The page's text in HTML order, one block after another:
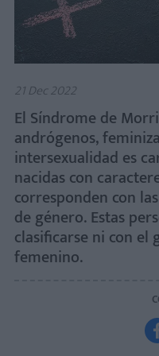
21 Dec 2022
El Síndrome de
andrógenos,
intersexualidad es
nacidas con
corresponden con
de género. Estas
clasificarse ni con el
femenino.